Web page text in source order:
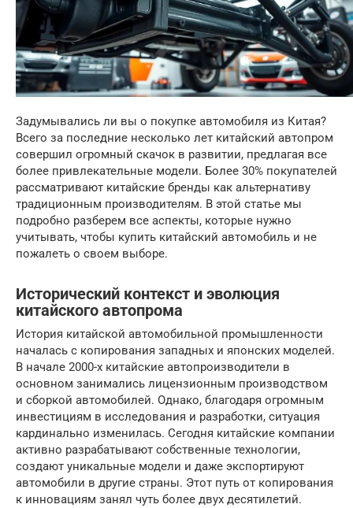
Задумывались ли вы о покупке автомобиля из Китая?
Всего за последние несколько лет китайский автопром
совершил огромный скачок в развитии, предлагая все
более привлекательные модели. Более 30% покупателей
рассматривают китайские бренды как альтернативу
традиционным производителям. В этой статье мы
подробно разберем все аспекты, которые нужно
учитывать, чтобы купить китайский автомобиль и не
пожалеть о своем выборе.
Исторический контекст и эволюция
китайского автопрома
История китайской автомобильной промышленности
началась с копирования западных и японских моделей.
В начале 2000-х китайские автопроизводители в
основном занимались лицензионным производством
и сборкой автомобилей. Однако, благодаря огромным
инвестициям в исследования и разработки, ситуация
кардинально изменилась. Сегодня китайские компании
активно разрабатывают собственные технологии,
создают уникальные модели и даже экспортируют
автомобили в другие страны. Этот путь от копирования
к инновациям занял чуть более двух десятилетий.